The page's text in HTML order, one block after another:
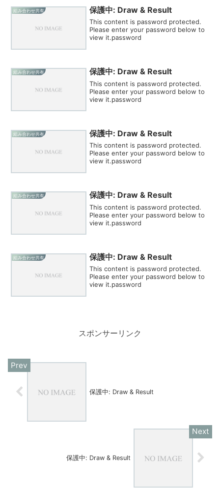
組み合わせ共有 保護中: Draw & Result
This content is password protected.
Please enter your password below to
view it.password
組み合わせ共有 保護中: Draw & Result
This content is password protected.
Please enter your password below to
view it.password
組み合わせ共有 保護中: Draw & Result
This content is password protected.
Please enter your password below to
view it.password
組み合わせ共有 保護中: Draw & Result
This content is password protected.
Please enter your password below to
view it.password
組み合わせ共有 保護中: Draw & Result
This content is password protected.
Please enter your password below to
view it.password
スポンサーリンク
保護中: Draw & Result
保護中: Draw & Result